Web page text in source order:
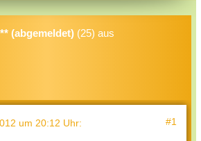
(abgemeldet) (25) aus
um 20:12 Uhr: #1